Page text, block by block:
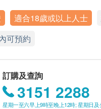
適合18歲或以上人士
可預約
訂購及查詢
3151 2288
星期一至六早上9時至晚上12時; 星期日及